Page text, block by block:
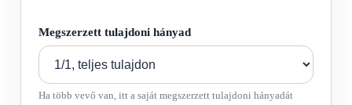
Megszerzett tulajdoni hányad
Ha több vevő van, itt a saját megszerzett tulajdoni hányadát